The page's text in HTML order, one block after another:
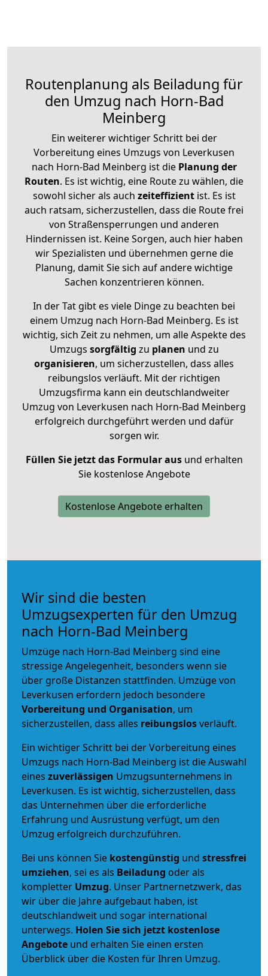
Routenplanung als Beiladung für
den Umzug nach Horn-Bad
Meinberg
Ein weiterer wichtiger Schritt bei der
Vorbereitung eines Umzugs von Leverkusen
nach Horn-Bad Meinberg ist diePlanung der
Routen. Es ist wichtig, eine Route zu wählen, die
sowohl sicher als auch zeiteffizientist. Es ist
auch ratsam, sicherzustellen, dass die Route frei
von Straßensperrungen und anderen
Hindernissen ist. Keine Sorgen, auch hier haben
wir Spezialisten und übernehmen gerne die
Planung, damit Sie sich auf andere wichtige
Sachen konzentrieren können.
In der Tat gibt es viele Dinge zu beachten bei
einem Umzug nach Horn-Bad Meinberg. Es ist
wichtig, sich Zeit zu nehmen, um alle Aspekte des
Umzugs sorgfältig zu planen und zu
organisieren, um sicherzustellen, dass alles
reibungslos verläuft. Mit der richtigen
Umzugsfirma kann ein deutschlandweiter
Umzug von Leverkusen nach Horn-Bad Meinberg
erfolgreich durchgeführt werden und dafür
sorgen wir.
Füllen Sie jetzt das Formular ausund erhalten
Sie kostenlose Angebote
Kostenlose Angebote erhalten
Wir sind die besten
Umzugsexperten für den Umzug
nach Horn-Bad Meinberg
Umzüge nach Horn-Bad Meinberg sind eine
stressige Angelegenheit, besonders wenn sie
über große Distanzen stattfinden. Umzüge von
Leverkusen erfordern jedoch besondere
Vorbereitung und Organisation, um
sicherzustellen, dass alles reibungslosverläuft.
Ein wichtiger Schritt bei der Vorbereitung eines
Umzugs nach Horn-Bad Meinberg ist die Auswahl
eines zuverlässigen Umzugsunternehmens in
Leverkusen. Es ist wichtig, sicherzustellen, dass
das Unternehmen über die erforderliche
Erfahrung und Ausrüstung verfügt, um den
Umzug erfolgreich durchzuführen.
Bei uns können Sie kostengünstig und stressfrei
umziehen, sei es als Beiladung oder als
kompletter Umzug. Unser Partnernetzwerk, das
wir über die Jahre aufgebaut haben, ist
deutschlandweit und sogar international
unterwegs. Holen Sie sich jetzt kostenlose
Angebote und erhalten Sie einen ersten
Überblick über die Kosten für Ihren Umzug.